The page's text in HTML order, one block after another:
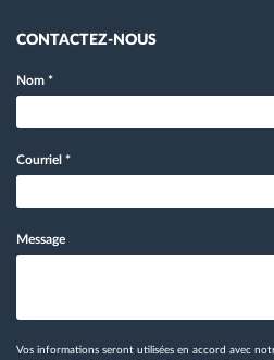
CONTACTEZ-NOUS
Nom *
Courriel *
Message
Vos informations seront utilisées en accord avec